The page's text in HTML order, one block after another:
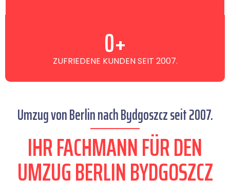
ZUFRIEDENE KUNDEN SEIT 2007.
0+
Umzug von Berlin nach Bydgoszcz seit 2007.
IHR FACHMANN FÜR DEN
UMZUG BERLIN BYDGOSZCZ